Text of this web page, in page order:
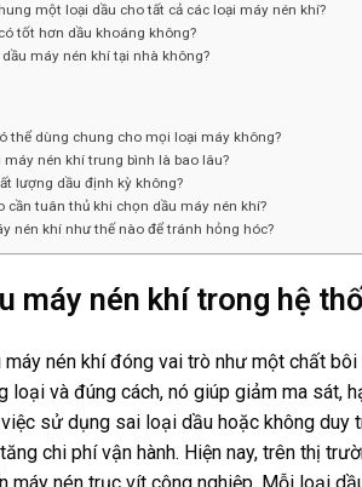
một loại dầu cho tất cả các loại máy nén khí?
tốt hơn dầu khoáng không?
máy nén khí tại nhà không?
thể dùng chung cho mọi loại máy không?
nén khí trung bình là bao lâu?
lượng dầu định kỳ không?
cần tuân thủ khi chọn dầu máy nén khí?
nén khí như thế nào để tránh hỏng hóc?
máy nén khí trong hệ
máy nén khí đóng vai trò như một chất
và đúng cách, nó giúp giảm ma sát,
sử dụng sai loại dầu hoặc không duy
chi phí vận hành. Hiện nay, trên thị
máy nén trục vít công nghiệp. Mỗi loại